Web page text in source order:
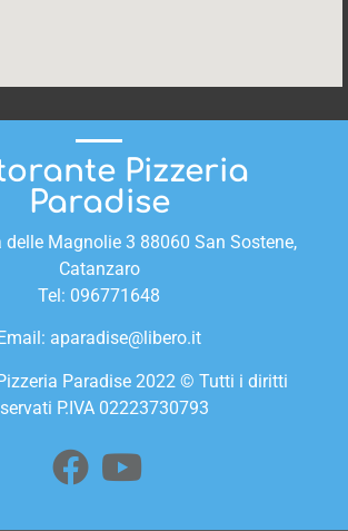
Pizzeria
Paradise
delle Magnolie 3 88060 San Sostene,
Catanzaro
Tel: 096771648
aparadise@libero.it
Paradise 2022 © Tutti i diritti
P.IVA 02223730793